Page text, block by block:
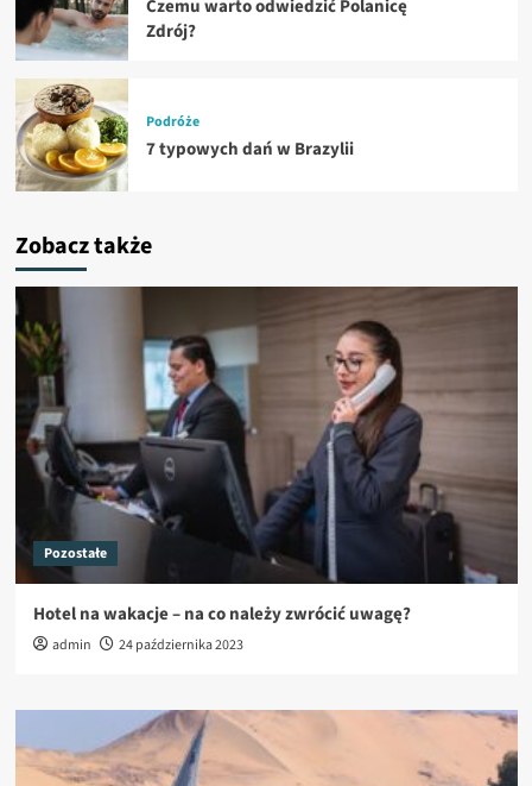
Czemu warto odwiedzić Polanicę
Zdrój?
Podróże
7 typowych dań w Brazylii
Zobacz także
Pozostałe
Hotel na wakacje – na co należy zwrócić uwagę?
admin 24 października 2023